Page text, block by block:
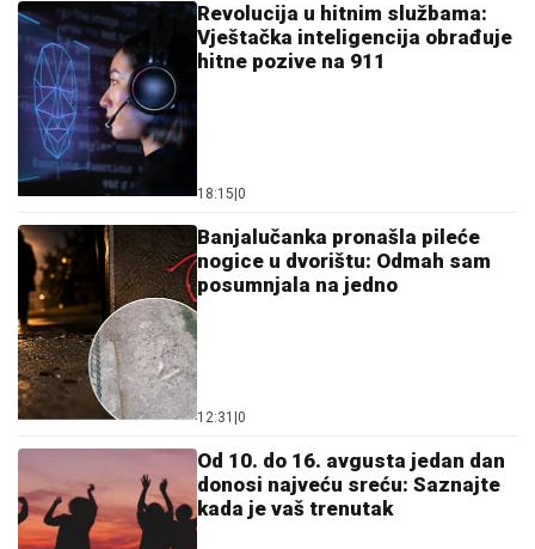
Revolucija u hitnim službama:
Vještačka inteligencija obrađuje
hitne pozive na 911
18:15 0
Banjalučanka pronašla pileće
nogice u dvorištu: Odmah sam
posumnjala na jedno
12:31 0
Od 10. do 16. avgusta jedan dan
donosi najveću sreću: Saznajte
kada je vaš trenutak